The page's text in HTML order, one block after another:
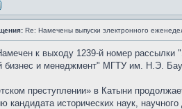
Re: Намечены выпуски электронного
к выходу 1239-й номер рассылки
бизнес и менеджмент" МГТУ им. Н.Э.
преступлении» в Катыни
кандидата исторических наук,